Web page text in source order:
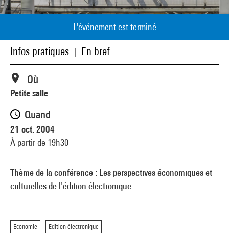
L'événement est terminé
Infos pratiques En bref
Thème de la conférence : Les perspectives économiques et
culturelles de l'édition électronique.
Economie Edition électronique
Où
Petite salle
Quand
21 oct. 2004
À partir de 19h30